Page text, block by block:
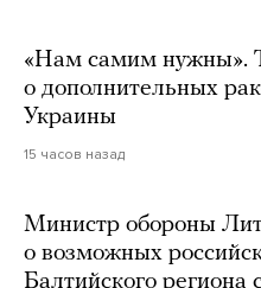
«Нам самим нужны».
о дополнительных
Украины
15 часов назад
Министр обороны
о возможных
Балтийского